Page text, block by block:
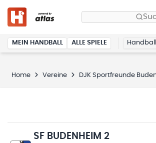
MEIN HANDBALL ALLE SPIELE
Home Vereine DJK Sportfreunde
SF BUDENHEIM 2